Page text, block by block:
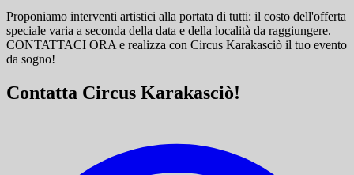
Proponiamo interventi artistici alla portata di tutti: il costo dell'offerta
speciale varia a seconda della data e della località da raggiungere.
CONTATTACI ORA e realizza con Circus Karakasciò il tuo evento
da sogno!
Contatta Circus Karakasciò!